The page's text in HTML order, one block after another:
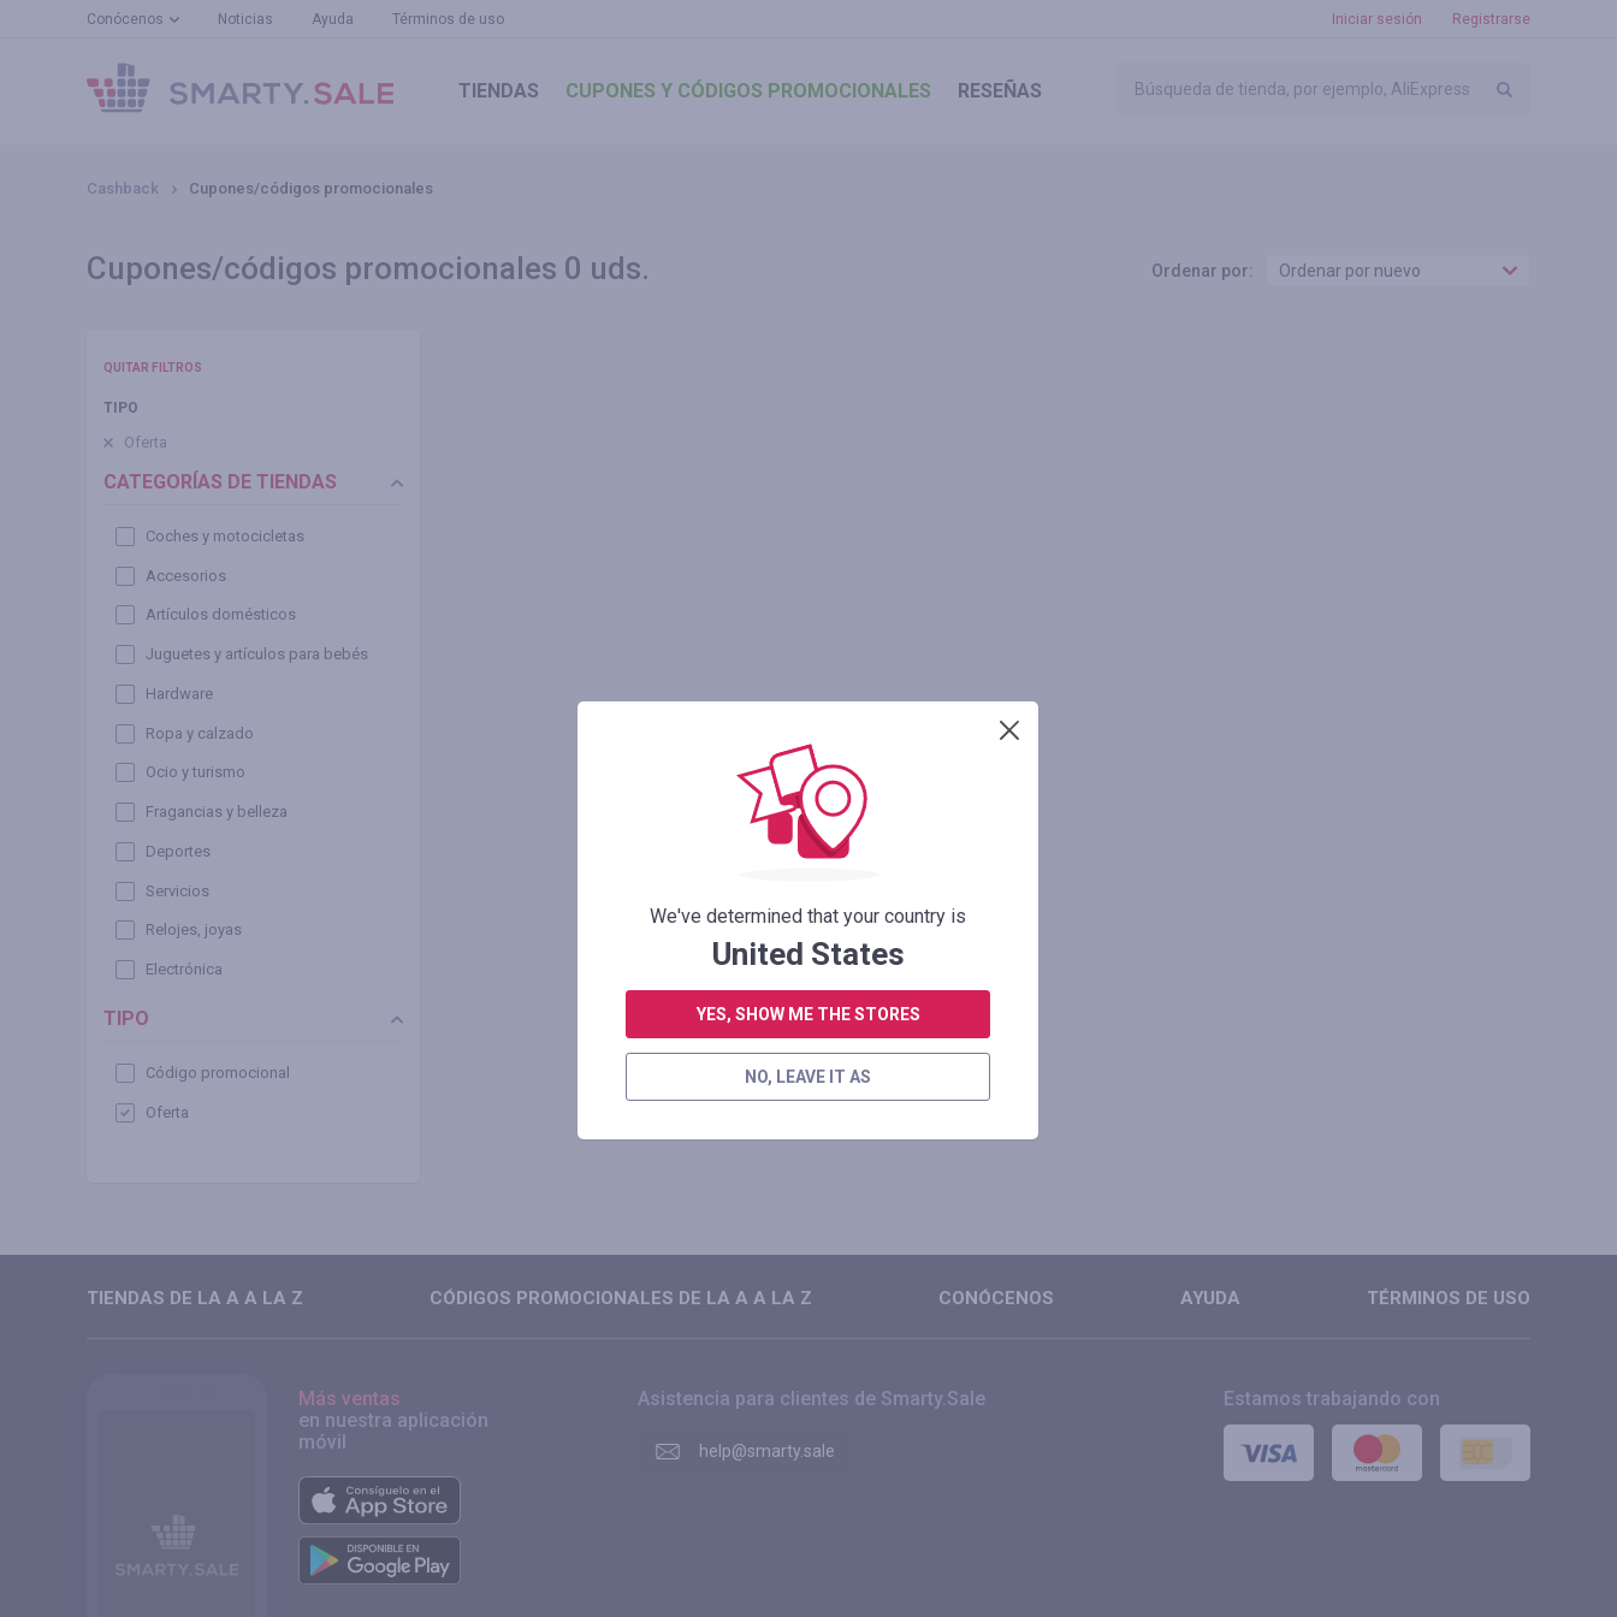
Conócenos Noticias Ayuda Términos de uso Iniciar sesión Registrarse
TIENDAS CUPONES Y CÓDIGOS PROMOCIONALES RESEÑAS
Cashback Cupones/códigos promocionales
Cupones/códigos promocionales 0 uds. Ordenar por: Ordenar por nuevo
QUITAR FILTROS
TIPO
Oferta
CATEGORÍAS DE TIENDAS
Coches y motocicletas
Accesorios
Artículos domésticos
Juguetes y artículos para bebés
Hardware
Ropa y calzado
Ocio y turismo
Fragancias y belleza
Deportes
Servicios
Relojes, joyas
Electrónica
TIPO
Código promocional
Oferta
TIENDAS DE LA A A LA Z CÓDIGOS PROMOCIONALES DE LA A A LA Z CONÓCENOS AYUDA TÉRMINOS DE USO
Más ventas
en nuestra aplicación
móvil
Estamos trabajando con
Asistencia para clientes de Smarty.Sale
help@smarty.sale
We've determined that your country is
United States
YES, SHOW ME THE STORES
NO, LEAVE IT AS